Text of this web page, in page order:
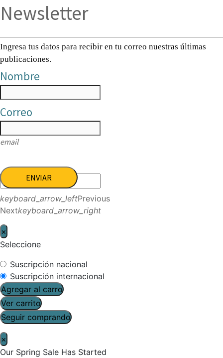
Newsletter
Ingresa tus datos para recibir en tu correo nuestras últimas
publicaciones.
Nombre
Correo
email
ENVIAR
keyboard_arrow_leftPrevious
Nextkeyboard_arrow_right
×
Seleccione
Suscripción nacional
Suscripción internacional
Agregar al carro
Ver carrito
Seguir comprando
×
Our Spring Sale Has Started